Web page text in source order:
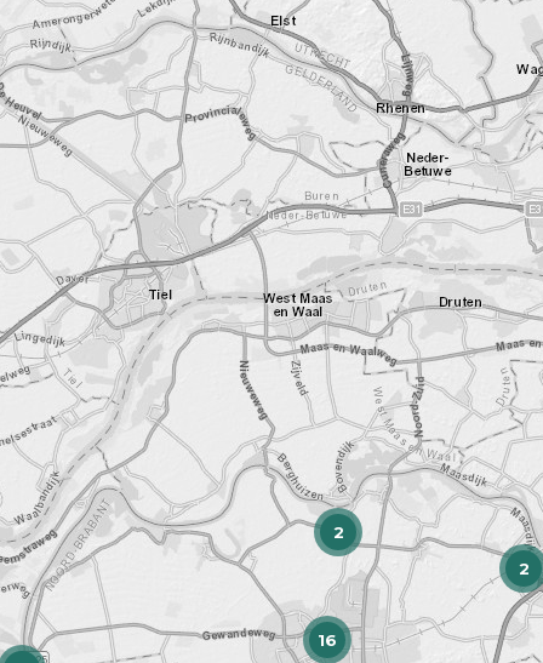
2
2
16